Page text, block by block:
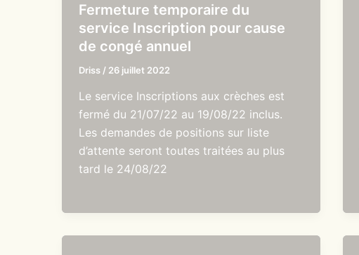
Fermeture temporaire du
service Inscription pour cause
de congé annuel
Driss / 26 juillet 2022
Le service Inscriptions aux crèches est
fermé du 21/07/22 au 19/08/22 inclus.
Les demandes de positions sur liste
d’attente seront toutes traitées au plus
tard le 24/08/22